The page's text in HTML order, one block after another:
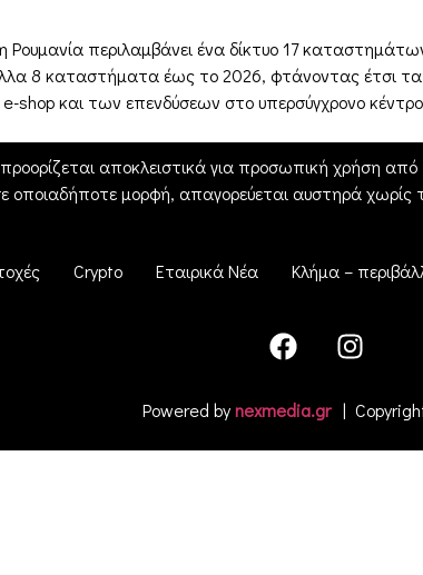
περιλαμβάνει ένα δίκτυο 17
8 καταστήματα έως το 2026, φτάνοντας έτσι τα
και των επενδύσεων στο υπερσύγχρονο κέντρο
προορίζεται αποκλειστικά για προσωπική χρήση
οποιαδήποτε μορφή, απαγορεύεται αυστηρά
Crypto Εταιρικά Νέα Κλήμα –
Powered bynexmedia.gr|